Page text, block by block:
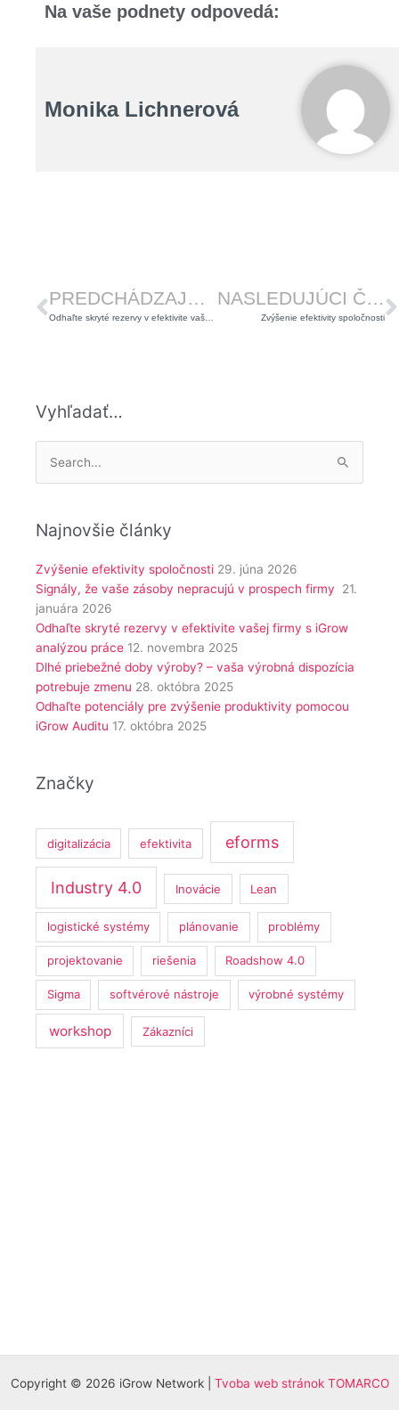
Na vaše podnety odpovedá:
Monika Lichnerová
PREDCHÁDZAJÚCI ČLÁNOK NASLEDUJÚCI ČLÁNOK
Zvýšenie efektivity spoločnosti
Vyhľadať…
Vyhľadať:
Najnovšie články
Zvýšenie efektivity spoločnosti 29. júna 2026
Signály, že vaše zásoby nepracujú v prospech firmy
21.
januára 2026
Odhaľte skryté rezervy v efektivite vašej firmy s iGrow
analýzou práce 12. novembra 2025
Dlhé priebežné doby výroby? – vaša výrobná dispozícia
potrebuje zmenu 28. októbra 2025
Odhaľte potenciály pre zvýšenie produktivity pomocou
iGrow Auditu 17. októbra 2025
Značky
digitalizácia efektivita eforms
Industry 4.0 Inovácie Lean
logistické systémy plánovanie problémy
projektovanie riešenia Roadshow 4.0
Sigma softvérové nástroje výrobné systémy
workshop Zákazníci
Copyright © 2026 iGrow Network | Tvoba web stránok TOMARCO